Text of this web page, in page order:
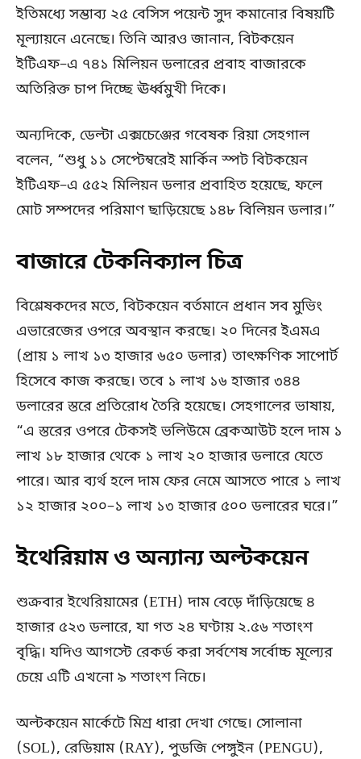
ইতিমধ্যে সম্ভাব্য ২৫ বেসিস পয়েন্ট সুদ কমানোর বিষয়টি
মূল্যায়নে এনেছে। তিনি আরও জানান, বিটকয়েন
ইটিএফ–এ ৭৪১ মিলিয়ন ডলারের প্রবাহ বাজারকে
অতিরিক্ত চাপ দিচ্ছে ঊর্ধ্বমুখী দিকে।
অন্যদিকে, ডেল্টা এক্সচেঞ্জের গবেষক রিয়া সেহগাল
বলেন, “শুধু ১১ সেপ্টেম্বরেই মার্কিন স্পট বিটকয়েন
ইটিএফ–এ ৫৫২ মিলিয়ন ডলার প্রবাহিত হয়েছে, ফলে
মোট সম্পদের পরিমাণ ছাড়িয়েছে ১৪৮ বিলিয়ন ডলার।”
বাজারে টেকনিক্যাল চিত্র
বিশ্লেষকদের মতে, বিটকয়েন বর্তমানে প্রধান সব মুভিং
এভারেজের ওপরে অবস্থান করছে। ২০ দিনের ইএমএ
(প্রায় ১ লাখ ১৩ হাজার ৬৫০ ডলার) তাৎক্ষণিক সাপোর্ট
হিসেবে কাজ করছে। তবে ১ লাখ ১৬ হাজার ৩৪৪
ডলারের স্তরে প্রতিরোধ তৈরি হয়েছে। সেহগালের ভাষায়,
“এ স্তরের ওপরে টেকসই ভলিউমে ব্রেকআউট হলে দাম ১
লাখ ১৮ হাজার থেকে ১ লাখ ২০ হাজার ডলারে যেতে
পারে। আর ব্যর্থ হলে দাম ফের নেমে আসতে পারে ১ লাখ
১২ হাজার ২০০–১ লাখ ১৩ হাজার ৫০০ ডলারের ঘরে।”
ইথেরিয়াম ও অন্যান্য অল্টকয়েন
শুক্রবার ইথেরিয়ামের (ETH) দাম বেড়ে দাঁড়িয়েছে ৪
হাজার ৫২৩ ডলারে, যা গত ২৪ ঘণ্টায় ২.৫৬ শতাংশ
বৃদ্ধি। যদিও আগস্টে রেকর্ড করা সর্বশেষ সর্বোচ্চ মূল্যের
চেয়ে এটি এখনো ৯ শতাংশ নিচে।
অল্টকয়েন মার্কেটে মিশ্র ধারা দেখা গেছে। সোলানা
(SOL), রেডিয়াম (RAY), পুডজি পেঙ্গুইন (PENGU),